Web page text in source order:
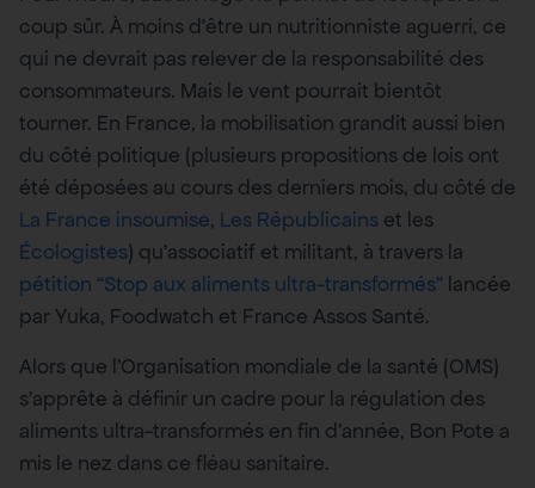
coup sûr. À moins d’être un nutritionniste aguerri, ce
qui ne devrait pas relever de la responsabilité des
consommateurs. Mais le vent pourrait bientôt
tourner. En France, la mobilisation grandit aussi bien
du côté politique (plusieurs propositions de lois ont
été déposées au cours des derniers mois, du côté de
La France insoumise, Les Républicains et les
Écologistes) qu’associatif et militant, à travers la
pétition “Stop aux aliments ultra-transformés” lancée
par Yuka, Foodwatch et France Assos Santé.
Alors que l’Organisation mondiale de la santé (OMS)
s’apprête à définir un cadre pour la régulation des
aliments ultra-transformés en fin d’année, Bon Pote a
mis le nez dans ce fléau sanitaire.